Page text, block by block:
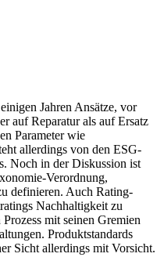
Jahren Ansätze, vor
auf Reparatur als auf Ersatz
Parameter wie
allerdings von den ESG-
Noch in der Diskussion ist
Verordnung,
definieren. Auch Rating-
Nachhaltigkeit zu
mit seinen Gremien
Produktstandards
Sicht allerdings mit Vorsicht.